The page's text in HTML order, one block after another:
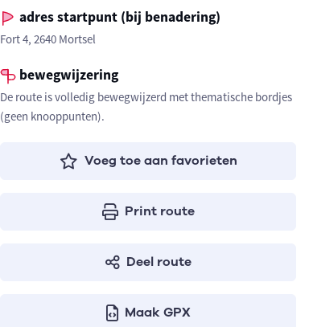
adres startpunt (bij benadering)
Fort 4, 2640 Mortsel
bewegwijzering
De route is volledig bewegwijzerd met thematische bordjes
(geen knooppunten).
Voeg toe aan favorieten
Print route
Deel route
Maak GPX